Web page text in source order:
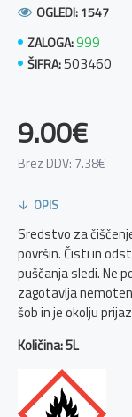
ZALOGA:999
ŠIFRA:503460
OGLEDI: 1547
9.00€
Brez DDV: 7.38€
OPIS
Sredstvo za
površin. Čisti in
puščanja sledi. Ne
zagotavlja
šob in je okolju
Količina: 5L